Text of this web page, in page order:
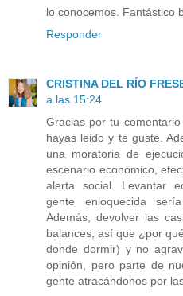
lo conocemos. Fantástico
Responder
CRISTINA DEL RÍO
a las 15:24
Gracias por tu
hayas leido y te guste.
una moratoria de
escenario económico,
alerta social. Levantar
gente enloquecida
Además, devolver las
balances, así que ¿por
donde dormir) y no
opinión, pero parte de
gente atracándonos por